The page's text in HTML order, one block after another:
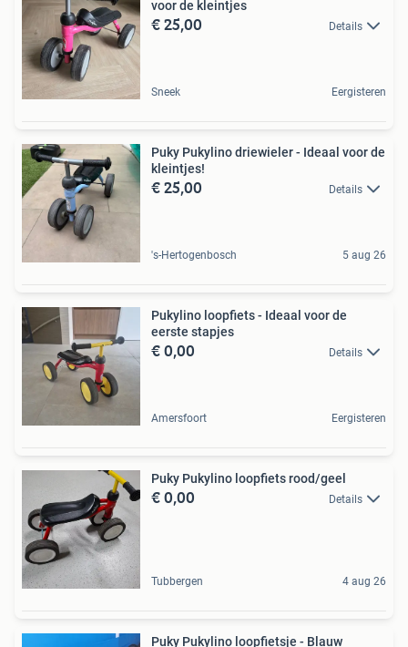
voor de kleintjes
€ 25,00 Details
Sneek Eergisteren
Puky Pukylino driewieler - Ideaal voor de
kleintjes!
€ 25,00 Details
's-Hertogenbosch 5 aug 26
Pukylino loopfiets - Ideaal voor de
eerste stapjes
€ 0,00 Details
Amersfoort Eergisteren
Puky Pukylino loopfiets rood/geel
€ 0,00 Details
Tubbergen 4 aug 26
Puky Pukylino loopfietsje - Blauw